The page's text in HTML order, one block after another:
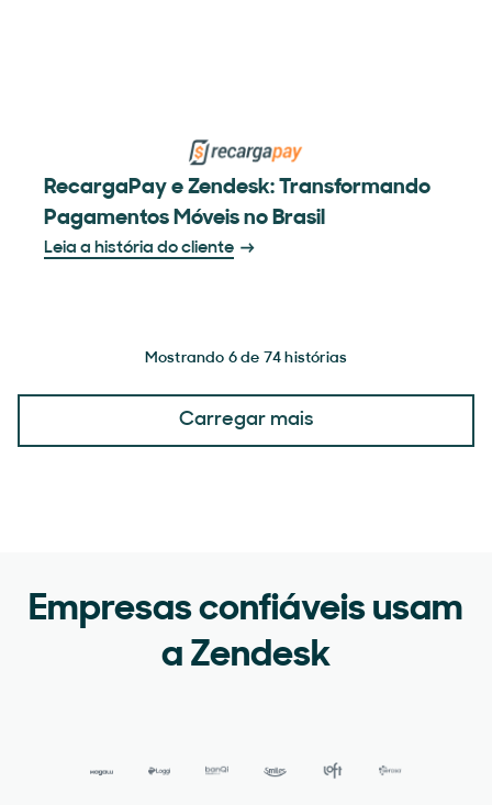
RecargaPay e Zendesk: Transformando
Pagamentos Móveis no Brasil
Leia a história do cliente
Mostrando 6 de 74 histórias
Carregar mais
Empresas confiáveis usam
a Zendesk